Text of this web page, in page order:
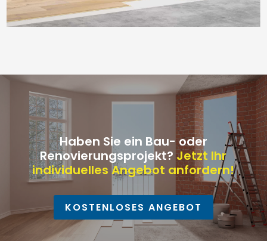
Haben Sie ein Bau- oder
Renovierungsprojekt?Jetzt Ihr
individuelles Angebot anfordern!
KOSTENLOSES ANGEBOT